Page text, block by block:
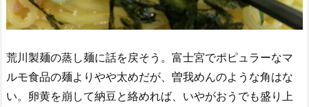
荒川製麺の蒸し麺に話を戻そう。富士宮でポピュラーなマ
ルモ食品の麺よりやや太めだが、曽我めんのような角はな
い。卵黄を崩して納豆と絡めれば、いやがおうでも盛り上